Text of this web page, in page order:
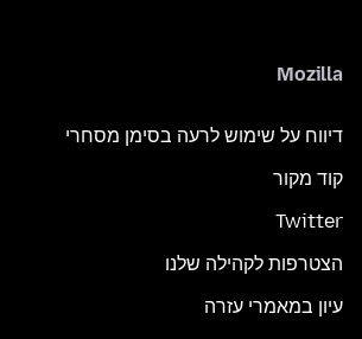
Mozilla
דיווח על שימוש לרעה בסימן מסחרי
קוד מקור
Twitter
הצטרפות לקהילה שלנו
עיון במאמרי עזרה